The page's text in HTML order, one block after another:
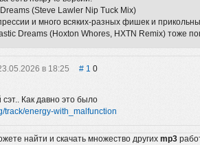
(Steve Lawler Nip Tuck Mix)
и много всяких-разных фишек и
Dreams (Hoxton Whores, HXTN Remix) тоже
в 18:25 1 0
Как давно это было
track/energy-with_malfunction
найти и скачать множество других mp3